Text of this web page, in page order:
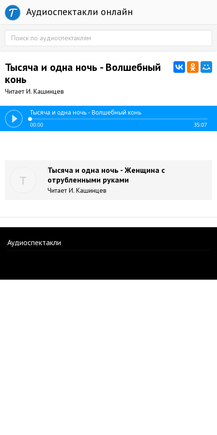
Аудиоспектакли онлайн
Тысяча и одна ночь - Волшебный
конь
Читает И. Кашинцев
Тысяча и одна ночь - Волшебный конь
00:00 35:07
Т
Тысяча и одна ночь - Женщина с
отрубленными руками
Читает И. Кашинцев
Аудиоспектакли